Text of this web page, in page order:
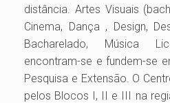
distância. Artes Visuais
Cinema, Dança , Design,
Bacharelado, Música
encontram-se e fundem-se
Pesquisa e Extensão. O
pelos Blocos I, II e III na